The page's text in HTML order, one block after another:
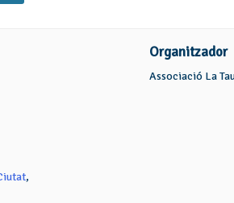
,
Organitzador
Associació La